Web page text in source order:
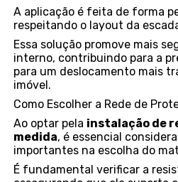
A aplicação é feita de forma
respeitando o layout da
Essa solução promove mais
interno, contribuindo para a
para um deslocamento mais
imóvel.
Como Escolher a Rede de
Ao optar pela instalação de
medida, é essencial
importantes na escolha do
É fundamental verificar a